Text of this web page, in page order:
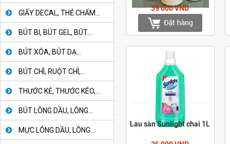
GIẤY DECAL, THẺ CHẤM...
BÚT BI, BÚT GEL, BÚT...
BÚT XÓA, BÚT DẠ...
BÚT CHÌ, RUỘT CHÌ,...
THƯỚC KẺ, THƯỚC KÉO,...
BÚT LÔNG DẦU, LÔNG...
MỰC LÔNG DẦU, LÔNG...
39 000 VND
Lau sàn Sunlight chai 1L